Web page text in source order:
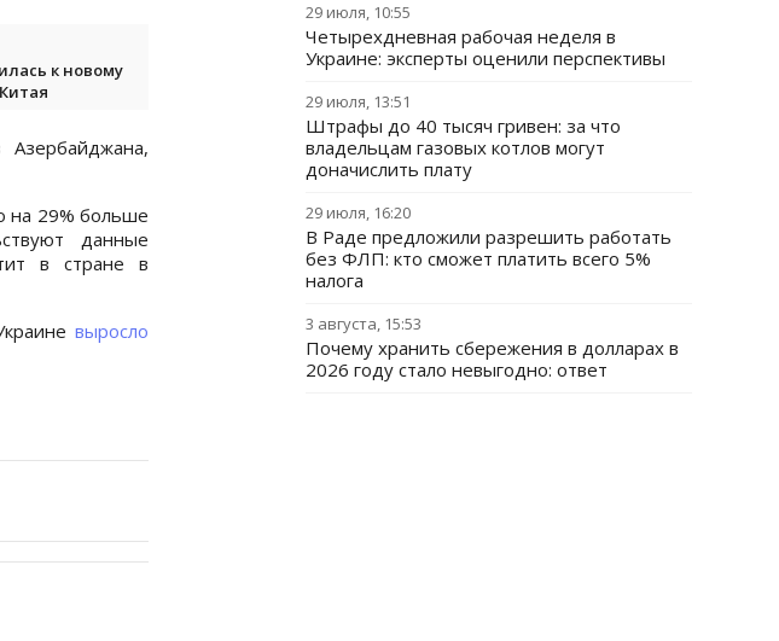
к новому
на 29% больше
данные
в стране в
выросло
29 июля, 10:55
Четырехдневная рабочая неделя в
Украине: эксперты оценили перспективы
29 июля, 13:51
Штрафы до 40 тысяч гривен: за что
владельцам газовых котлов могут
доначислить плату
29 июля, 16:20
В Раде предложили разрешить работать
без ФЛП: кто сможет платить всего 5%
налога
3 августа, 15:53
Почему хранить сбережения в долларах в
2026 году стало невыгодно: ответ